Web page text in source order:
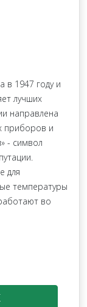
в 1947 году и
лучших
направлена
приборов и
- символ
для
температуры
во